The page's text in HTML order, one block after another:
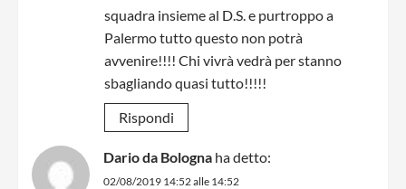
squadra insieme al D.S. e purtroppo a
Palermo tutto questo non potrà
avvenire!!!! Chi vivrà vedrà per stanno
sbagliando quasi tutto!!!!!
Rispondi
Dario da Bologna ha detto:
02/08/2019 14:52 alle 14:52